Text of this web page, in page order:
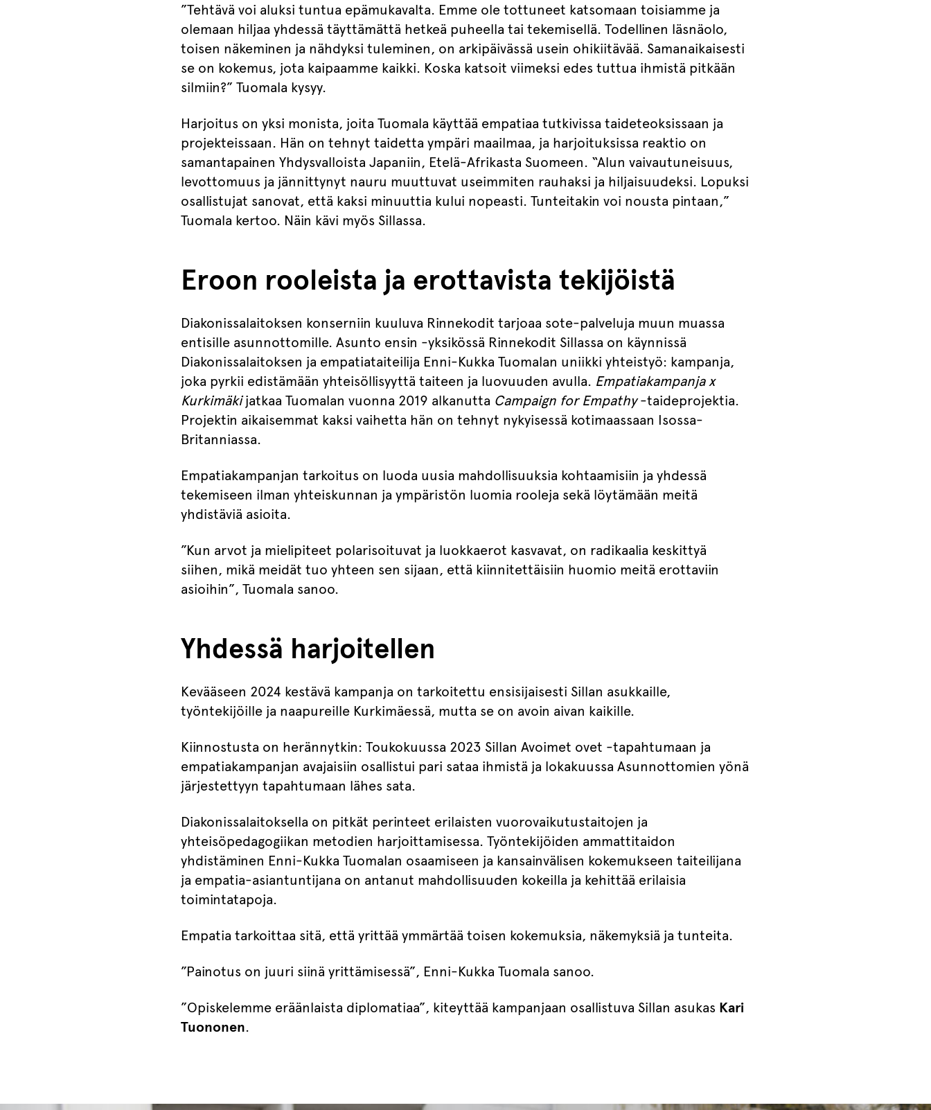
”Tehtävä voi aluksi tuntua epämukavalta. Emme ole tottuneet katsomaan toisiamme ja
olemaan hiljaa yhdessä täyttämättä hetkeä puheella tai tekemisellä. Todellinen läsnäolo,
toisen näkeminen ja nähdyksi tuleminen, on arkipäivässä usein ohikiitävää. Samanaikaisesti
se on kokemus, jota kaipaamme kaikki. Koska katsoit viimeksi edes tuttua ihmistä pitkään
silmiin?” Tuomala kysyy.
Harjoitus on yksi monista, joita Tuomala käyttää empatiaa tutkivissa taideteoksissaan ja
projekteissaan. Hän on tehnyt taidetta ympäri maailmaa, ja harjoituksissa reaktio on
samantapainen Yhdysvalloista Japaniin, Etelä-Afrikasta Suomeen. “Alun vaivautuneisuus,
levottomuus ja jännittynyt nauru muuttuvat useimmiten rauhaksi ja hiljaisuudeksi. Lopuksi
osallistujat sanovat, että kaksi minuuttia kului nopeasti. Tunteitakin voi nousta pintaan,”
Tuomala kertoo. Näin kävi myös Sillassa.
Eroon rooleista ja erottavista tekijöistä
Diakonissalaitoksen konserniin kuuluva Rinnekodit tarjoaa sote-palveluja muun muassa
entisille asunnottomille. Asunto ensin -yksikössä Rinnekodit Sillassa on käynnissä
Diakonissalaitoksen ja empatiataiteilija Enni-Kukka Tuomalan uniikki yhteistyö: kampanja,
joka pyrkii edistämään yhteisöllisyyttä taiteen ja luovuuden avulla. Empatiakampanja x
Kurkimäkijatkaa Tuomalan vuonna 2019 alkanutta Campaign for Empathy-taideprojektia.
Projektin aikaisemmat kaksi vaihetta hän on tehnyt nykyisessä kotimaassaan Isossa-
Britanniassa.
Empatiakampanjan tarkoitus on luoda uusia mahdollisuuksia kohtaamisiin ja yhdessä
tekemiseen ilman yhteiskunnan ja ympäristön luomia rooleja sekä löytämään meitä
yhdistäviä asioita.
”Kun arvot ja mielipiteet polarisoituvat ja luokkaerot kasvavat, on radikaalia keskittyä
siihen, mikä meidät tuo yhteen sen sijaan, että kiinnitettäisiin huomio meitä erottaviin
asioihin”, Tuomala sanoo.
Yhdessä harjoitellen
Kevääseen 2024 kestävä kampanja on tarkoitettu ensisijaisesti Sillan asukkaille,
työntekijöille ja naapureille Kurkimäessä, mutta se on avoin aivan kaikille.
Kiinnostusta on herännytkin: Toukokuussa 2023 Sillan Avoimet ovet -tapahtumaan ja
empatiakampanjan avajaisiin osallistui pari sataa ihmistä ja lokakuussa Asunnottomien yönä
järjestettyyn tapahtumaan lähes sata.
Diakonissalaitoksella on pitkät perinteet erilaisten vuorovaikutustaitojen ja
yhteisöpedagogiikan metodien harjoittamisessa. Työntekijöiden ammattitaidon
yhdistäminen Enni-Kukka Tuomalan osaamiseen ja kansainvälisen kokemukseen taiteilijana
ja empatia-asiantuntijana on antanut mahdollisuuden kokeilla ja kehittää erilaisia
toimintatapoja.
Empatia tarkoittaa sitä, että yrittää ymmärtää toisen kokemuksia, näkemyksiä ja tunteita.
”Painotus on juuri siinä yrittämisessä”, Enni-Kukka Tuomala sanoo.
”Opiskelemme eräänlaista diplomatiaa”, kiteyttää kampanjaan osallistuva Sillan asukas Kari
Tuononen.